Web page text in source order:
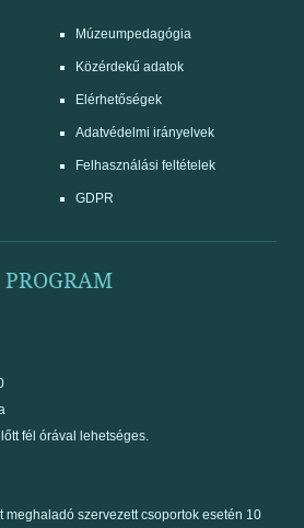
Múzeumpedagógia
Közérdekű adatok
Elérhetőségek
Adatvédelmi irányelvek
Felhasználási feltételek
GDPR
PROGRAM
fél órával lehetséges.
meghaladó szervezett csoportok esetén 10